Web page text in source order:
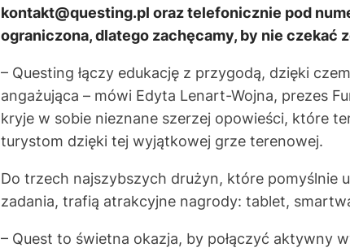
kontakt@questing.pl oraz telefonicznie pod
ograniczona, dlatego zachęcamy, by nie czekać
– Questing łączy edukację z przygodą, dzięki
angażująca – mówi Edyta Lenart-Wojna, prezes
kryje w sobie nieznane szerzej opowieści, które
turystom dzięki tej wyjątkowej grze terenowej.
Do trzech najszybszych drużyn, które pomyślnie
zadania, trafią atrakcyjne nagrody: tablet,
– Quest to świetna okazja, by połączyć aktywny